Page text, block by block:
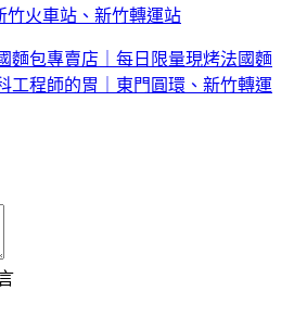
竹火車站、新竹轉運站
麵包專賣店｜每日限量現烤法國麵
工程師的胃｜東門圓環、新竹轉運